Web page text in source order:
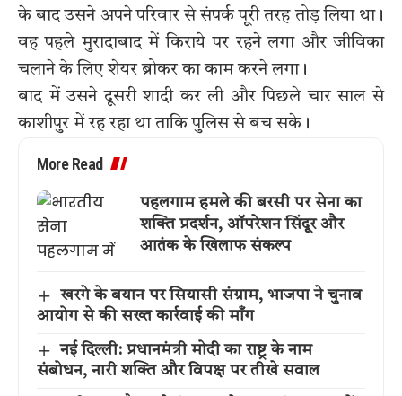
के बाद उसने अपने परिवार से संपर्क पूरी तरह तोड़ लिया था।
वह पहले मुरादाबाद में किराये पर रहने लगा और जीविका
चलाने के लिए शेयर ब्रोकर का काम करने लगा।
बाद में उसने दूसरी शादी कर ली और पिछले चार साल से
काशीपुर में रह रहा था ताकि पुलिस से बच सके।
More Read
पहलगाम हमले की बरसी पर सेना का
शक्ति प्रदर्शन, ऑपरेशन सिंदूर और
आतंक के खिलाफ संकल्प
खरगे के बयान पर सियासी संग्राम, भाजपा ने चुनाव
आयोग से की सख्त कार्रवाई की माँग
नई दिल्ली: प्रधानमंत्री मोदी का राष्ट्र के नाम
संबोधन, नारी शक्ति और विपक्ष पर तीखे सवाल